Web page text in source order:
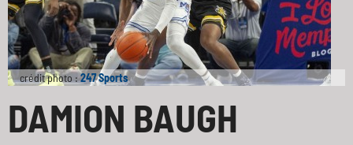
crédit photo :247 Sports
DAMION BAUGH